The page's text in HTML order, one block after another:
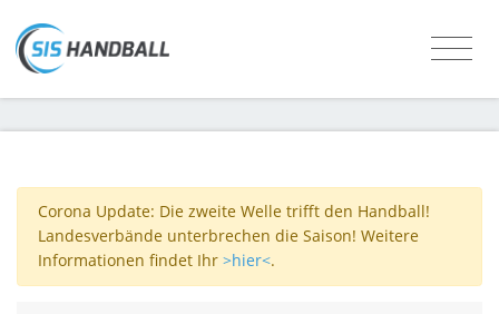
Corona Update: Die zweite Welle trifft den Handball!
Landesverbände unterbrechen die Saison! Weitere
Informationen findet Ihr >hier<.